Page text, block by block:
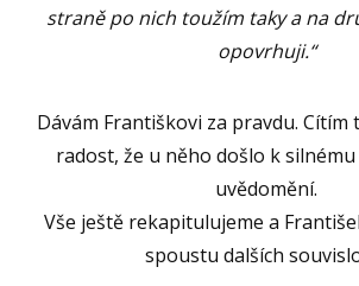
straně po nich toužím taky a na
opovrhuji.“
Dávám Františkovi za pravdu. Cítím
radost, že u něho došlo k
uvědomění.
Vše ještě rekapitulujeme a
spoustu dalších